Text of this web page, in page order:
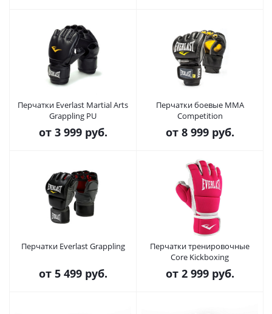
Перчатки Everlast Martial Arts
Grappling PU
от 3 999 руб.
Перчатки боевые MMA
Competition
от 8 999 руб.
Перчатки Everlast Grappling
от 5 499 руб.
Перчатки тренировочные
Core Kickboxing
от 2 999 руб.